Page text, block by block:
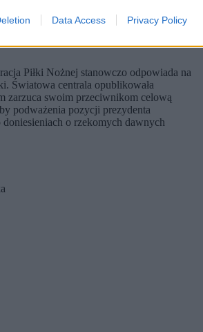
Data Access Privacy Policy
Wydano specjalny
Piłki Nożnej stanowczo odpowiada na
Światowa centrala opublikowała
zarzuca swoim przeciwnikom celową
podważenia pozycji prezydenta
o rzekomych dawnych